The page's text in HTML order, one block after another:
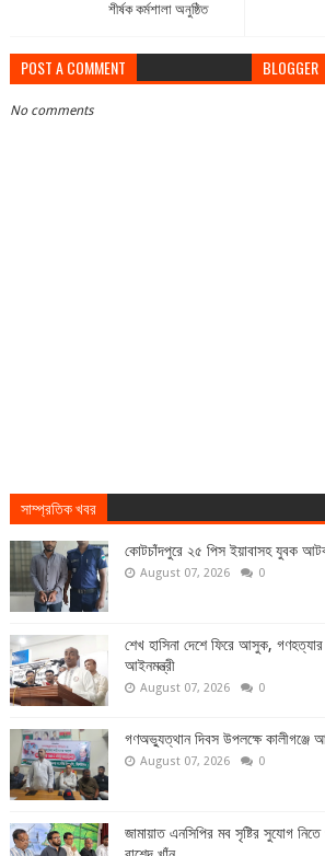
শীর্ষক কর্মশালা অনুষ্ঠিত
POST A COMMENT BLOGGER
No comments
সাম্প্রতিক খবর
কোটচাঁদপুরে ২৫ পিস ইয়াবাসহ যুবক
August 07, 2026 0
শেখ হাসিনা দেশে ফিরে আসুক, গণহত্যার
আইনমন্ত্রী
August 07, 2026 0
গণঅভ্যুত্থান দিবস উপলক্ষে কালীগঞ্জে
August 07, 2026 0
জামায়াত এনসিপির মব সৃষ্টির সুযোগ